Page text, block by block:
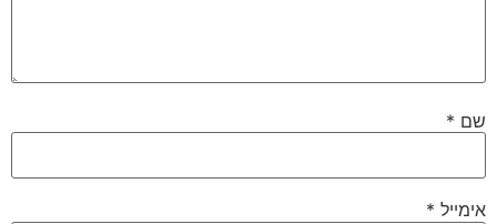
שם *
אימייל *